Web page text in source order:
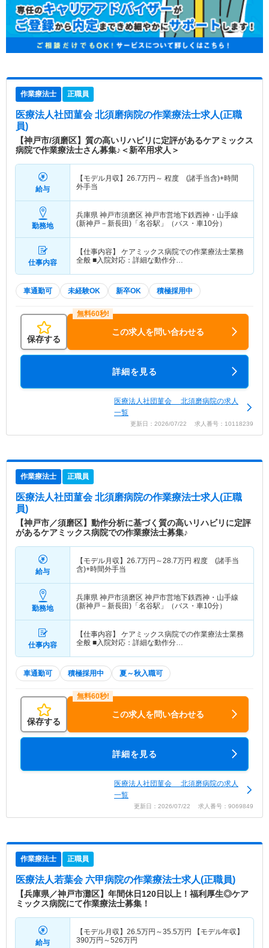
作業療法士 正職員
医療法人社団菫会 北須磨病院の作業療法士求人(正職
員)
【神戸市/須磨区】質の高いリハビリに定評があるケアミックス
病院で作業療法士さん募集♪＜新卒用求人＞
給与
【モデル月収】 26.7万円～ 程度 (諸手当含)+時間
外手当
勤務地
兵庫県 神戸市須磨区 神戸市営地下鉄西神・山手線
(新神戸－新長田)「名谷駅」（バス・車10分）
仕事内容
【仕事内容】 ケアミックス病院での作業療法士業務
全般 ■入院対応：詳細な動作分…
車通勤可 未経験OK 新卒OK 積極採用中
保存する
この求人を問い合わせる
詳細を見る
医療法人社団菫会 北須磨病院の求人
一覧
更新日：2026/07/22 求人番号：10118239
作業療法士 正職員
医療法人社団菫会 北須磨病院の作業療法士求人(正職
員)
【神戸市／須磨区】動作分析に基づく質の高いリハビリに定評
があるケアミックス病院での作業療法士募集♪
給与
【モデル月収】 26.7万円～28.7万円 程度 (諸手当
含)+時間外手当
勤務地
兵庫県 神戸市須磨区 神戸市営地下鉄西神・山手線
(新神戸－新長田)「名谷駅」（バス・車10分）
仕事内容
【仕事内容】 ケアミックス病院での作業療法士業務
全般 ■入院対応：詳細な動作分…
車通勤可 積極採用中 夏～秋入職可
保存する
この求人を問い合わせる
詳細を見る
医療法人社団菫会 北須磨病院の求人
一覧
更新日：2026/07/22 求人番号：9069849
作業療法士 正職員
医療法人若葉会 六甲病院の作業療法士求人(正職員)
【兵庫県／神戸市灘区】年間休日120日以上！福利厚生◎ケア
ミックス病院にて作業療法士募集！
給与
【モデル月収】 26.5万円～35.5万円
【モデル年収】
390万円～526万円